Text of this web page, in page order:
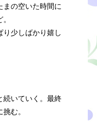
の空いた時間に
少しばかり嬉し
いていく。最終
む。